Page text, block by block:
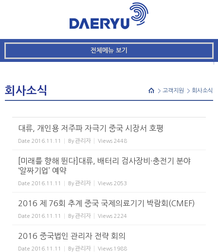
전체메뉴 보기
회사소식 고객지원 회사소식
대류, 개인용 저주파 자극기 중국 시장서 호평
Date 2016.11.11 By관리자 Views 2448
[미래를 향해 뛴다]대류, 배터리 검사장비·충전기 분야
‘알짜기업’ 예약
Date 2016.11.11 By관리자 Views 2053
2016 제 76회 추계 중국 국제의료기기 박람회(CMEF)
Date 2016.11.11 By관리자 Views 2224
2016 중국법인 관리자 전략 회의
Date 2016.11.11 By관리자 Views 1988
Sketchbook5, 스케치북5
Sketchbook5, 스케치북5